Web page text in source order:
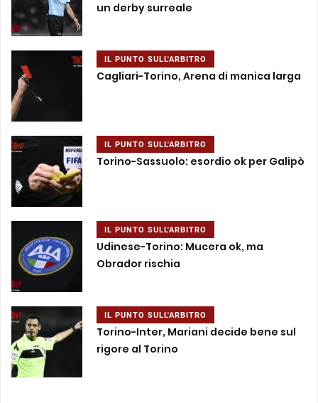
un derby surreale
IL PUNTO SULL'ARBITRO
Cagliari-Torino, Arena di manica larga
IL PUNTO SULL'ARBITRO
Torino-Sassuolo: esordio ok per Galipò
IL PUNTO SULL'ARBITRO
Udinese-Torino: Mucera ok, ma
Obrador rischia
IL PUNTO SULL'ARBITRO
Torino-Inter, Mariani decide bene sul
rigore al Torino